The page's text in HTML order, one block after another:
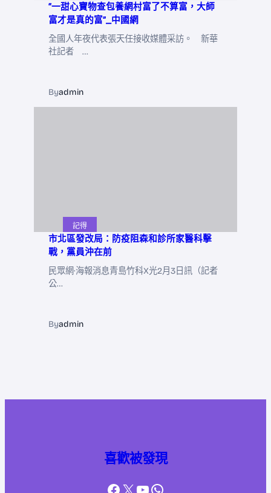
“一甜心寶物查包養網村富了不算富，大師
富才是真的富”_中國網
全國人年夜代表張天任接收媒體采訪。 新華
社記者 …
Byadmin
記得
市北區發改局：防疫阻森和診所家醫科擊
戰，黨員沖在前
民眾網·海報消息青島竹科X光2月3日訊（記者
公…
Byadmin
喜歡被發現
Facebook
X YouTube
WhatsApp